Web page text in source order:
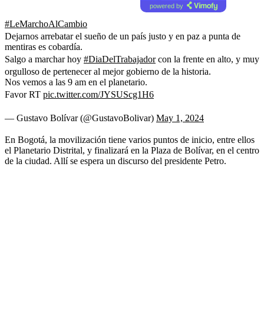
powered by
#LeMarchoAlCambio
Dejarnos arrebatar el sueño de un país justo y en paz a punta de
mentiras es cobardía.
Salgo a marchar hoy #DiaDelTrabajadorcon la frente en alto, y muy
orgulloso de pertenecer al mejor gobierno de la historia.
Nos vemos a las 9 am en el planetario.
Favor RT pic.twitter.com/JYSUScg1H6
— Gustavo Bolívar (@GustavoBolivar) May 1, 2024
En Bogotá, la movilización tiene varios puntos de inicio, entre ellos
el Planetario Distrital, y finalizará en la Plaza de Bolívar, en el centro
de la ciudad. Allí se espera un discurso del presidente Petro.